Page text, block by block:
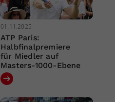
01.11.2025
ATP Paris:
Halbfinalpremiere
für Miedler auf
Masters-1000-Ebene